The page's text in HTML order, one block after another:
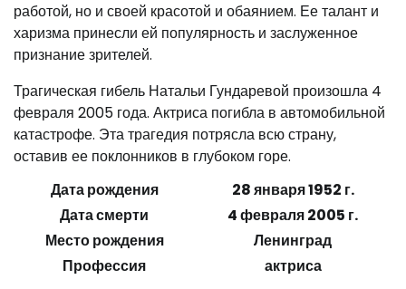
работой, но и своей красотой и обаянием. Ее талант и
харизма принесли ей популярность и заслуженное
признание зрителей.
Трагическая гибель Натальи Гундаревой произошла 4
февраля 2005 года. Актриса погибла в автомобильной
катастрофе. Эта трагедия потрясла всю страну,
оставив ее поклонников в глубоком горе.
Дата рождения
28 января 1952 г.
Дата смерти
4 февраля 2005 г.
Место рождения
Ленинград
Профессия
актриса